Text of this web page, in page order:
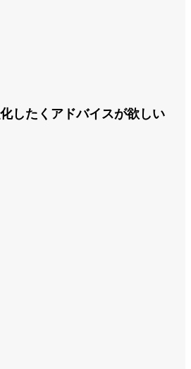
したくアドバイスが欲しい